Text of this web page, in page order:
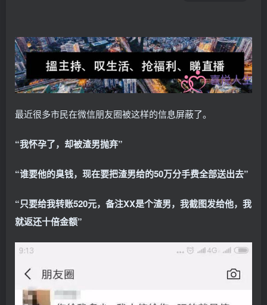
最近很多市民在微信朋友圈被这样的信息屏蔽了。
“我怀孕了，却被渣男抛弃”
“谁要他的臭钱，现在要把渣男给的50万分手费全部送出去”
“只要给我转账520元，备注XX是个渣男，我截图发给他，我
就返还十倍金额”